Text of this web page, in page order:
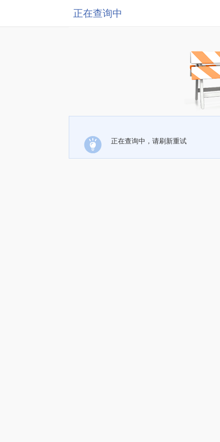
正在查询中
正在查询中，请刷新重试